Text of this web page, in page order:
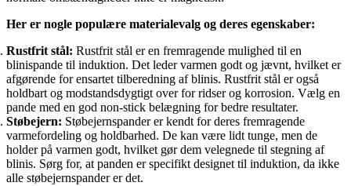
Her er nogle populære materialevalg og deres egenskaber:
Rustfrit stål: Rustfrit stål er en fremragende mulighed til en
blinispande til induktion. Det leder varmen godt og jævnt, hvilket er
afgørende for ensartet tilberedning af blinis. Rustfrit stål er også
holdbart og modstandsdygtigt over for ridser og korrosion. Vælg en
pande med en god non-stick belægning for bedre resultater.
Støbejern: Støbejernspander er kendt for deres fremragende
varmefordeling og holdbarhed. De kan være lidt tunge, men de
holder på varmen godt, hvilket gør dem velegnede til stegning af
blinis. Sørg for, at panden er specifikt designet til induktion, da ikke
alle støbejernspander er det.